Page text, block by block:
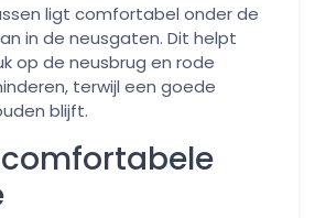
ligt comfortabel onder de
in de neusgaten. Dit helpt
op de neusbrug en rode
terwijl een goede
blijft.